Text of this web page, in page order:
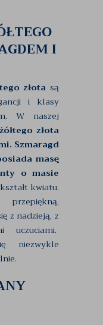
I
złota są
i klasy
W naszej
żółtego złota
Szmaragd
masę
o masie
kwiatu.
z nadzieją, z
niezwykle